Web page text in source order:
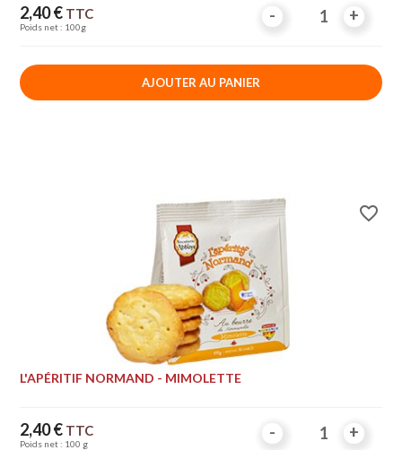
Prix
2,40 € TTC
Poids net : 100g
- +
- +
AJOUTER AU PANIER
favorite_border
L'APÉRITIF NORMAND - MIMOLETTE
Prix
2,40 € TTC
Poids net : 100 g
- +
- +